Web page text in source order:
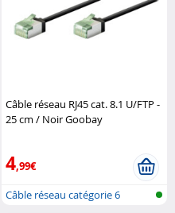
Câble réseau RJ45 cat. 8.1 U/FTP -
25 cm / Noir Goobay
4,99€
Câble réseau catégorie 6